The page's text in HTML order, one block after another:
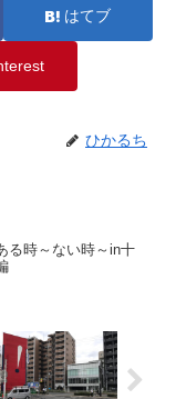
はてブ
ひかるち
る時～ない時～in十